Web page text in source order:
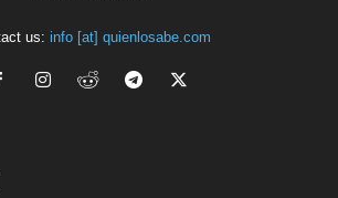
us: info [at] quienlosabe.com